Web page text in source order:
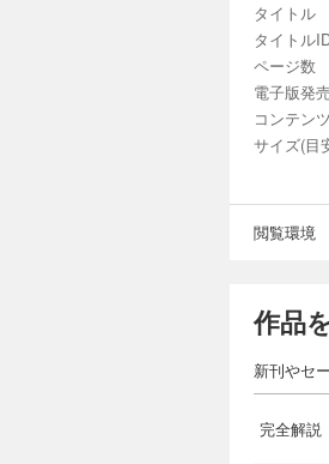
タイトル
タイトル
ページ数
電子版発
コンテン
サイズ(目
閲覧環境
作品
新刊やセ
完全解